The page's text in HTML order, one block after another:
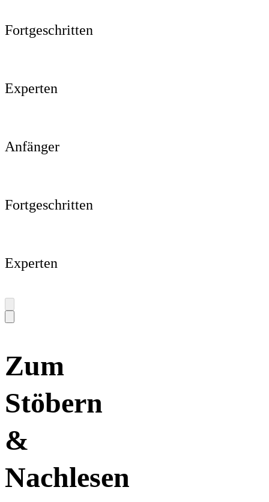
Fortgeschritten
Experten
Anfänger
Fortgeschritten
Experten
Zum
Stöbern
&
Nachlesen